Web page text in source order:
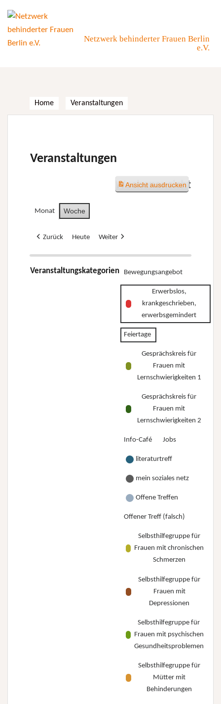
content
Netzwerk behinderter Frauen Berlin
e.V.
Home Veranstaltungen
Veranstaltungen
Wochenansicht
Monat Woche
Zurück Heute Weiter
Veranstaltungskategorien Bewegungsangebot
Erwerbslos,
krankgeschrieben,
erwerbsgemindert
Feiertage
Gesprächskreis für
Frauen mit
Lernschwierigkeiten 1
Gesprächskreis für
Frauen mit
Lernschwierigkeiten 2
Info-Café Jobs
literaturtreff
mein soziales netz
Offene Treffen
Offener Treff (falsch)
Selbsthilfegruppe für
Frauen mit chronischen
Schmerzen
Selbsthilfegruppe für
Frauen mit
Depressionen
Selbsthilfegruppe für
Frauen mit psychischen
Gesundheitsproblemen
Selbsthilfegruppe für
Mütter mit
Behinderungen
Ansichtausdrucken